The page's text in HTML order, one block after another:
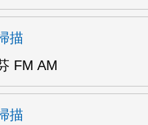
描
FM AM
描